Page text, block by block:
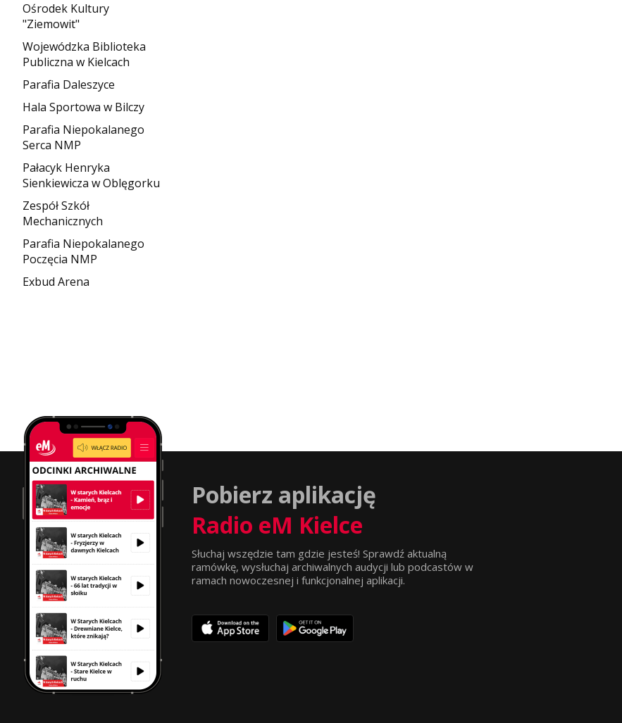
Ośrodek Kultury
"Ziemowit"
Wojewódzka Biblioteka
Publiczna w Kielcach
Parafia Daleszyce
Hala Sportowa w Bilczy
Parafia Niepokalanego
Serca NMP
Pałacyk Henryka
Sienkiewicza w Oblęgorku
Zespół Szkół
Mechanicznych
Parafia Niepokalanego
Poczęcia NMP
Exbud Arena
Pobierz aplikację
Radio eM Kielce
Słuchaj wszędzie tam gdzie jesteś! Sprawdź aktualną
ramówkę, wysłuchaj archiwalnych audycji lub podcastów w
ramach nowoczesnej i funkcjonalnej aplikacji.